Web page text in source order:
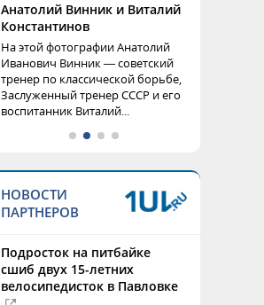
Анатолий Винник и Виталий
Константинов
На этой фотографии Анатолий
Иванович Винник — советский
тренер по классической борьбе,
Заслуженный тренер СССР и его
воспитанник Виталий...
НОВОСТИ
ПАРТНЕРОВ
Подросток на питбайке
сшиб двух 15-летних
велосипедисток в Павловке